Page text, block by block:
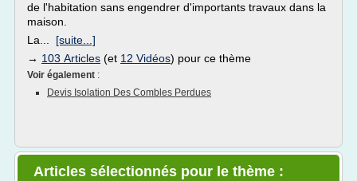
de l'habitation sans engendrer d'importants travaux dans la
maison.
La... [suite...]
→ 103 Articles (et 12 Vidéos) pour ce thème
Voir également :
Devis Isolation Des Combles Perdues
Articles sélectionnés pour le thème :